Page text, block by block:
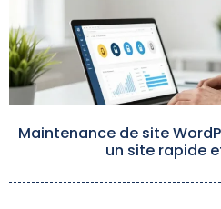
Maintenance de site
un site rapide